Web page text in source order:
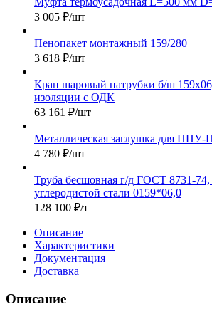
3 005 ₽/шт
Пенопакет монтажный 159/280
3 618 ₽/шт
Кран шаровый патрубки б/ш
изоляции с ОДК
63 161 ₽/шт
Металлическая заглушка для ППУ-
4 780 ₽/шт
Труба бесшовная г/д ГОСТ 8731-
углеродистой стали 0159*06,0
128 100 ₽/т
Описание
Характеристики
Документация
Доставка
Описание